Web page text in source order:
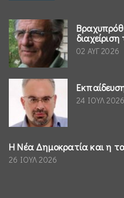
διαχείριση
02 ΑΥΓ 2026
24 ΙΟΥΛ 2026
Η Νέα Δημοκρατία και η
26 ΙΟΥΛ 2026